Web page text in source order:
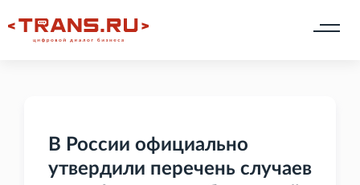
В России официально
утвердили перечень случаев